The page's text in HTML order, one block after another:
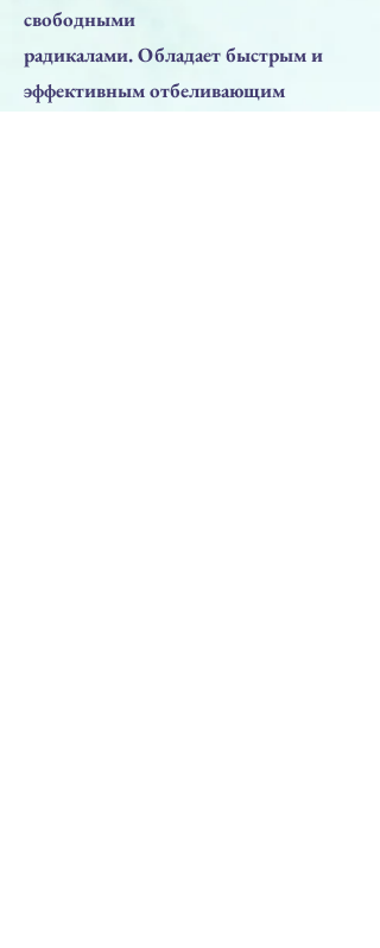
свободными
радикалами. Обладает быстрым и
эффективным отбеливающим